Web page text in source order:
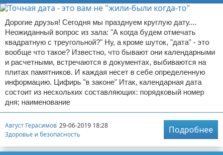
Дорогие друзья! Сегодня мы празднуем круглую дату....
Неожиданный вопрос из зала: "А когда будем отмечать
квадратную с треугольной?" Ну, а кроме шуток, "дата" - это
вообще что такое? Известно, что бывают они календарными
и расчетными, встречаются в документах, выбиваются на
плитах памятников. И каждая несет в себе определенную
информацию. Цифирь "в законе" Итак, календарная дата
состоит из нескольких составляющих: порядковый номер
дня; наименование
Август Герасимов 29-06-2019 18:28
Здоровье и безопасность
Подробнее